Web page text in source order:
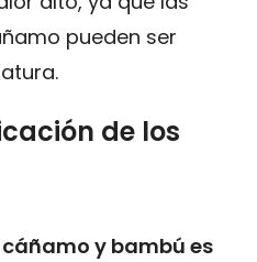
pueden ser
de los
y bambú es